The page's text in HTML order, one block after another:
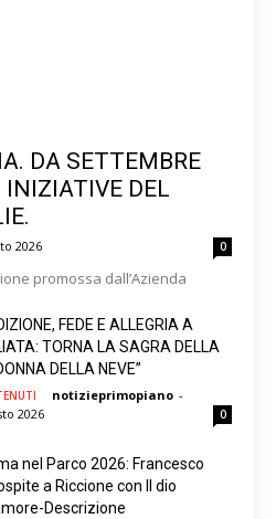
DA SETTEMBRE
INIZIATIVE DEL
2026 0
promossa dall’Azienda
FEDE E ALLEGRIA A
TORNA LA SAGRA DELLA
DELLA NEVE”
notizieprimopiano -
2026
0
nel Parco 2026: Francesco
a Riccione con Il dio
Descrizione